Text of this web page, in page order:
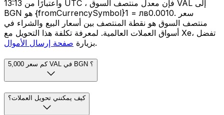
واعتبارًا من 13:13 UTC ، فإن معدل منتصف السوق VAL إلى
BGN هو {fromCurrencySymbol}1 = лв0.0010. سعر
منتصف السوق هو نقطة المنتصف بين أسعار البيع والشراء في
أسواق العملات العالمية. لمعرفة تكلفة هذا التحويل مع Xe، تفضل
بزيارة صفحة إرسال الأموال .
كم سعر 5,000 VAL في BGN ؟
كيف يمكنني تحويل العملات؟